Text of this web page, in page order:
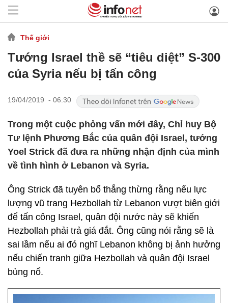
Thế giới
Tướng Israel thề sẽ “tiêu diệt” S-300
của Syria nếu bị tấn công
19/04/2019 - 06:30
Trong một cuộc phỏng vấn mới đây, Chỉ huy Bộ
Tư lệnh Phương Bắc của quân đội Israel, tướng
Yoel Strick đã đưa ra những nhận định của mình
về tình hình ở Lebanon và Syria.
Ông Strick đã tuyên bố thẳng thừng rằng nếu lực
lượng vũ trang Hezbollah từ Lebanon vượt biên giới
để tấn công Israel, quân đội nước này sẽ khiến
Hezbollah phải trả giá đắt. Ông cũng nói rằng sẽ là
sai lầm nếu ai đó nghĩ Lebanon không bị ảnh hưởng
nếu chiến tranh giữa Hezbollah và quân đội Israel
bùng nổ.